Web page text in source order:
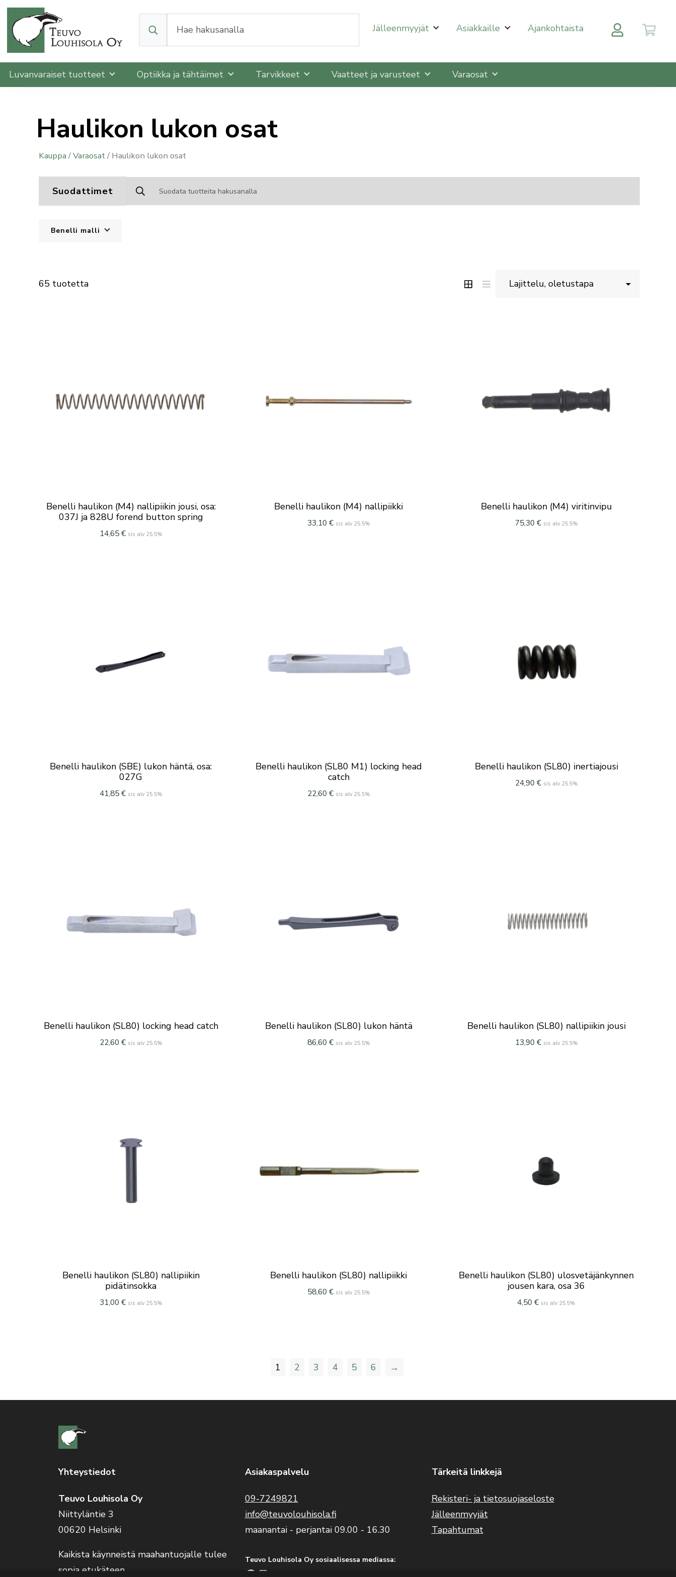
Kun tuloksia tulee, voit selata niitä nuolinäppäimillä ylös ja alas ja siirtyä halutulle sivulle enterin painalluksella.
Jälleenmyyjät Asiakkaille Ajankohtaista
Luvanvaraiset tuotteet Optiikka ja tähtäimet Tarvikkeet Vaatteet ja varusteet Varaosat
Haulikon lukon osat
Kauppa /Varaosat/ Haulikon lukon osat
Suodattimet
Benelli malli
65 tuotetta
Benelli haulikon (M4) nallipiikin jousi, osa:
037J ja 828U forend button spring
14,65€ sis alv 25.5%
Benelli haulikon (M4) nallipiikki
33,10 € sis alv 25.5%
Benelli haulikon (M4) viritinvipu
75,30 € sis alv 25.5%
Benelli haulikon (SBE) lukon häntä, osa:
027G
41,85€ sis alv 25.5%
Benelli haulikon (SL80 M1) locking head
catch
22,60 € sis alv 25.5%
Benelli haulikon (SL80) inertiajousi
24,90 € sis alv 25.5%
Benelli haulikon (SL80) locking head catch
22,60 € sis alv 25.5%
Benelli haulikon (SL80) lukon häntä
86,60 € sis alv 25.5%
Benelli haulikon (SL80) nallipiikin jousi
13,90 € sis alv 25.5%
Benelli haulikon (SL80) nallipiikin
pidätinsokka
31,00 € sis alv 25.5%
Benelli haulikon (SL80) nallipiikki
58,60 € sis alv 25.5%
Benelli haulikon (SL80) ulosvetäjänkynnen
jousen kara, osa 36
4,50€ sis alv 25.5%
1 2 3 4 5 6 →
Yhteystiedot
Teuvo Louhisola Oy
Niittyläntie 3
00620 Helsinki
Kaikista käynneistä maahantuojalle tulee
sopia etukäteen.
Asiakaspalvelu
09-7249821
info@teuvolouhisola.fi
maanantai - perjantai 09.00 - 16.30
Teuvo Louhisola Oy sosiaalisessa mediassa:
Facebook Instagram
Tärkeitä linkkejä
Rekisteri- ja tietosuojaseloste
Jälleenmyyjät
Tapahtumat